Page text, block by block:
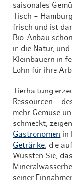
saisonales
Tisch –
frisch und ist
Bio-Anbau
in die Natur,
Kleinbauern in
Lohn für ihre
Tierhaltung
Ressourcen –
mehr Gemüse
schmeckt,
Gastronomen in
Getränke, die
Wussten Sie,
seiner